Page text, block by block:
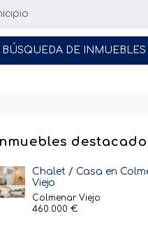
BÚSQUEDA DE INMUEBLES
Chalet / Casa en
Viejo
Colmenar Viejo
460.000 €